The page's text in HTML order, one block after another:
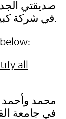
صديقتي
في شركة كبيرة.
all
محمد
في جامعة